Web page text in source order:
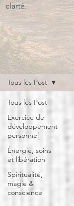
clarté.
Tous les Post
Exercice de
développement
personnel
Énergie, soins
et libération
Spiritualité,
magie &
conscience
Tous les Post